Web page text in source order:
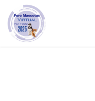
Skip to Content